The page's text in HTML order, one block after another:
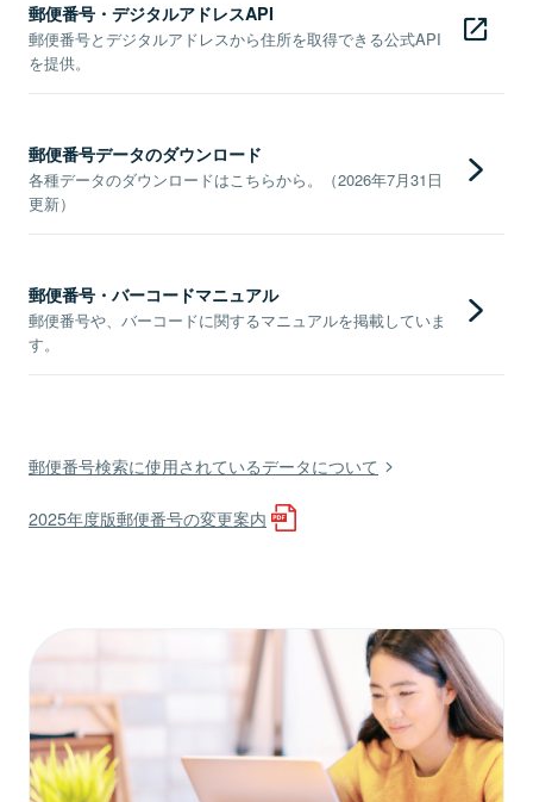
郵便番号・デジタルアドレスAPI
郵便番号とデジタルアドレスから住所を取得できる公式API
を提供。
郵便番号データのダウンロード
各種データのダウンロードはこちらから。（2026年7月31日
更新）
郵便番号・バーコードマニュアル
郵便番号や、バーコードに関するマニュアルを掲載していま
す。
郵便番号検索に使用されているデータについて
2025年度版郵便番号の変更案内